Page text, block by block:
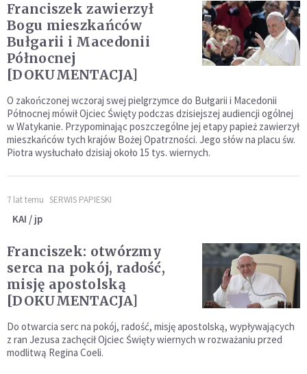
Franciszek zawierzył
Bogu mieszkańców
Bułgarii i Macedonii
Północnej
[DOKUMENTACJA]
O zakończonej wczoraj swej pielgrzymce do Bułgarii i Macedonii
Północnej mówił Ojciec Święty podczas dzisiejszej audiencji ogólnej
w Watykanie. Przypominając poszczególne jej etapy papież zawierzył
mieszkańców tych krajów Bożej Opatrzności. Jego słów na placu św.
Piotra wysłuchało dzisiaj około 15 tys. wiernych.
7 lat temu SERWIS PAPIESKI
KAI / jp
Franciszek: otwórzmy
serca na pokój, radość,
misję apostolską
[DOKUMENTACJA]
Do otwarcia serc na pokój, radość, misję apostolską, wypływających
z ran Jezusa zachęcił Ojciec Święty wiernych w rozważaniu przed
modlitwą Regina Coeli.